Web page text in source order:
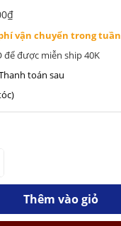
vận chuyển trong tuần
để được miễn ship 40K
toán sau
Thêm vào giỏ